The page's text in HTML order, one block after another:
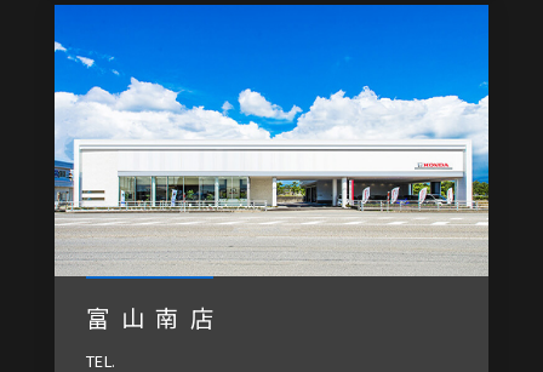
富山南店
TEL.